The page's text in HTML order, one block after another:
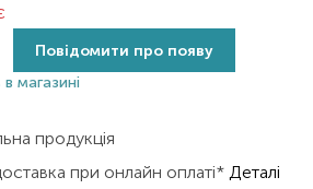
Повідомити про появу
магазині
продукція
при онлайн оплаті* Деталі